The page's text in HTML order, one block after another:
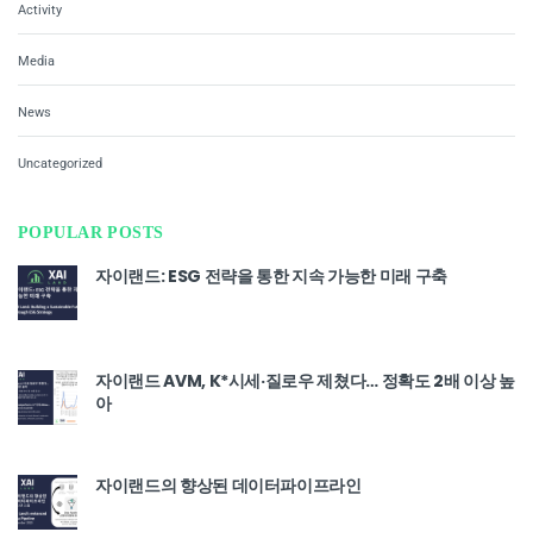
Activity
Media
News
Uncategorized
POPULAR POSTS
자이랜드: ESG 전략을 통한 지속 가능한 미래 구축
자이랜드 AVM, K*시세·질로우 제쳤다… 정확도 2배 이상 높
아
자이랜드의 향상된 데이터파이프라인